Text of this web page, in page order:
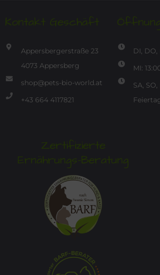
Kontakt Geschäft
Appersbergerstraße 23
4073 Appersberg
shop@pets-bio-world.at
+43 664 4117821
DI, DO,
MI:
SA,
Zertifizierte
Ernährungs-Beratung